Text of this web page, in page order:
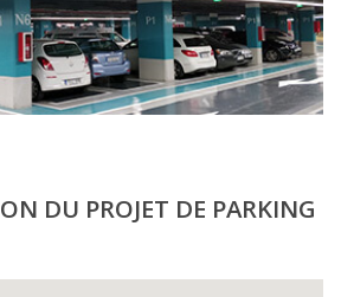
DU PROJET DE PARKING